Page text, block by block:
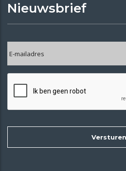
Nieuwsbrief
mailadres *
CAPTCHA